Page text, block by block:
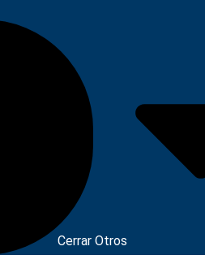
Cerrar Otros